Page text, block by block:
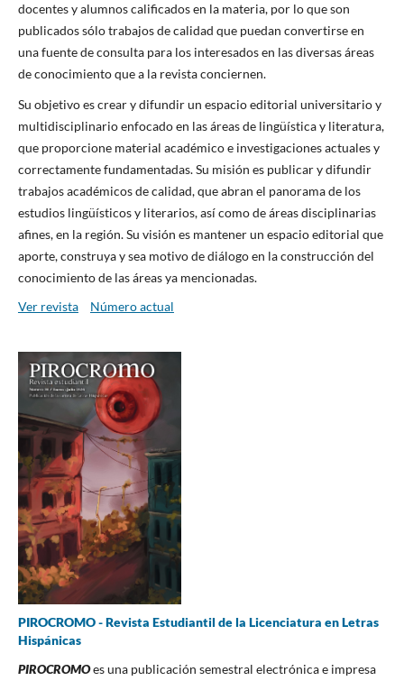
docentes y alumnos calificados en la materia, por lo que son
publicados sólo trabajos de calidad que puedan convertirse en
una fuente de consulta para los interesados en las diversas áreas
de conocimiento que a la revista conciernen.
Su objetivo es crear y difundir un espacio editorial universitario y
multidisciplinario enfocado en las áreas de lingüística y literatura,
que proporcione material académico e investigaciones actuales y
correctamente fundamentadas. Su misión es publicar y difundir
trabajos académicos de calidad, que abran el panorama de los
estudios lingüísticos y literarios, así como de áreas disciplinarias
afines, en la región. Su visión es mantener un espacio editorial que
aporte, construya y sea motivo de diálogo en la construcción del
conocimiento de las áreas ya mencionadas.
Ver revista
Número actual
PIROCROMO - Revista Estudiantil de la Licenciatura en Letras
Hispánicas
PIROCROMOes una publicación semestral electrónica e impresa